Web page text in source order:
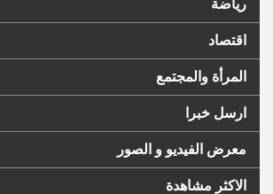
رياضة
اقتصاد
المرأة والمجتمع
ارسل خبرا
معرض الفيديو و الصور
الاكثر مشاهدة